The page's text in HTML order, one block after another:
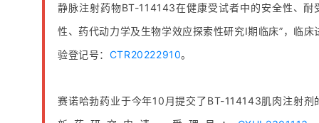
静脉注射药物BT-114143在健康受试者中的安全性、耐
性、药代动力学及生物学效应探索性研究I期临床”，临床
验登记号： CTR20222910。
赛诺哈勃药业于今年10月提交了BT-114143肌肉注射剂